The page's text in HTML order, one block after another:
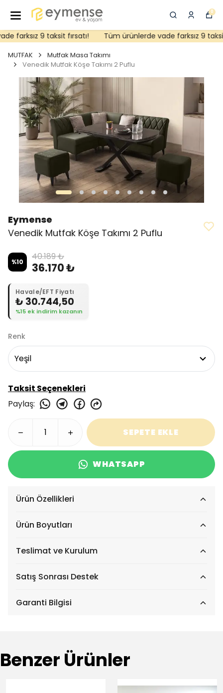
0
farksız 9 taksit fırsatı! Tüm ürünlerde vade farksız 9 taksit
MUTFAK
Mutfak Masa Takımı
Venedik Mutfak Köşe Takımı 2 Puflu
Eymense
Venedik Mutfak Köşe Takımı 2 Puflu
%10 40.189 ₺
36.170 ₺
Havale/EFT Fiyatı
₺ 30.744,50
%15 ek indirim kazanın
Renk
Taksit Seçenekleri
Paylaş:
SEPETE EKLE
WHATSAPP
Ürün Özellikleri
Ürün Boyutları
Teslimat ve Kurulum
Satış Sonrası Destek
Garanti Bilgisi
Benzer Ürünler